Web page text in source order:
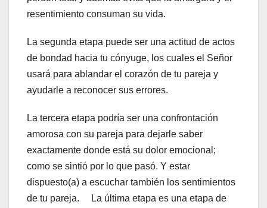
resentimiento consuman su vida.
La segunda etapa puede ser una actitud de actos
de bondad hacia tu cónyuge, los cuales el Señor
usará para ablandar el corazón de tu pareja y
ayudarle a reconocer sus errores.
La tercera etapa podría ser una confrontación
amorosa con su pareja para dejarle saber
exactamente donde está su dolor emocional;
como se sintió por lo que pasó. Y estar
dispuesto(a) a escuchar también los sentimientos
de tu pareja. La última etapa es una etapa de